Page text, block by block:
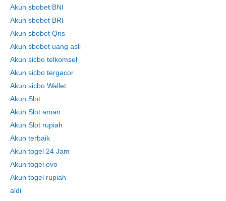
Akun sbobet BNI
Akun sbobet BRI
Akun sbobet Qris
Akun sbobet uang asli
Akun sicbo telkomsel
Akun sicbo tergacor
Akun sicbo Wallet
Akun Slot
Akun Slot aman
Akun Slot rupiah
Akun terbaik
Akun togel 24 Jam
Akun togel ovo
Akun togel rupiah
aldi